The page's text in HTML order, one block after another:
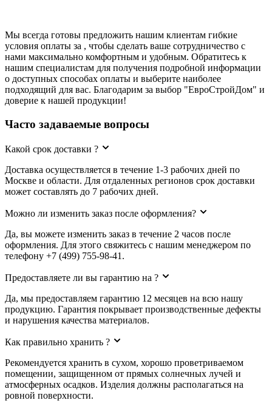
Мы всегда готовы предложить нашим клиентам гибкие
условия оплаты за , чтобы сделать ваше сотрудничество с
нами максимально комфортным и удобным. Обратитесь к
нашим специалистам для получения подробной информации
о доступных способах оплаты и выберите наиболее
подходящий для вас. Благодарим за выбор "ЕвроСтройДом" и
доверие к нашей продукции!
Часто задаваемые вопросы
Какой срок доставки ?
Доставка осуществляется в течение 1-3 рабочих дней по
Москве и области. Для отдаленных регионов срок доставки
может составлять до 7 рабочих дней.
Можно ли изменить заказ после оформления?
Да, вы можете изменить заказ в течение 2 часов после
оформления. Для этого свяжитесь с нашим менеджером по
телефону +7 (499) 755-98-41.
Предоставляете ли вы гарантию на ?
Да, мы предоставляем гарантию 12 месяцев на всю нашу
продукцию. Гарантия покрывает производственные дефекты
и нарушения качества материалов.
Как правильно хранить ?
Рекомендуется хранить в сухом, хорошо проветриваемом
помещении, защищенном от прямых солнечных лучей и
атмосферных осадков. Изделия должны располагаться на
ровной поверхности.